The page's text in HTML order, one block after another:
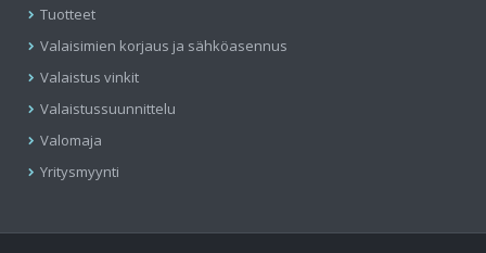
Tuotteet
Valaisimien korjaus ja sähköasennus
Valaistus vinkit
Valaistussuunnittelu
Valomaja
Yritysmyynti